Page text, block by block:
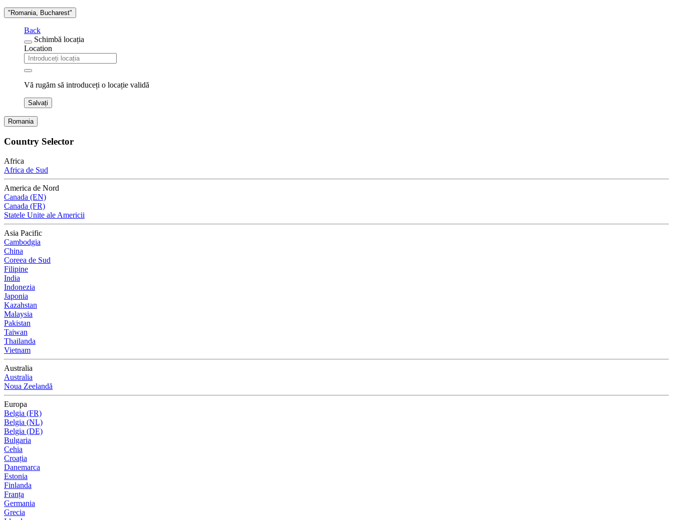
"Romania, Bucharest"
Back
Schimbă locația
Location
Vă rugăm să introduceți o locație validă
Salvați
Romania
Country Selector
Africa
Africa de Sud
America de Nord
Canada (EN)
Canada (FR)
Statele Unite ale Americii
Asia Pacific
Cambodgia
China
Coreea de Sud
Filipine
India
Indonezia
Japonia
Kazahstan
Malaysia
Pakistan
Taiwan
Thailanda
Vietnam
Australia
Australia
Noua Zeelandă
Europa
Belgia (FR)
Belgia (NL)
Belgia (DE)
Bulgaria
Cehia
Croația
Danemarca
Estonia
Finlanda
Franța
Germania
Grecia